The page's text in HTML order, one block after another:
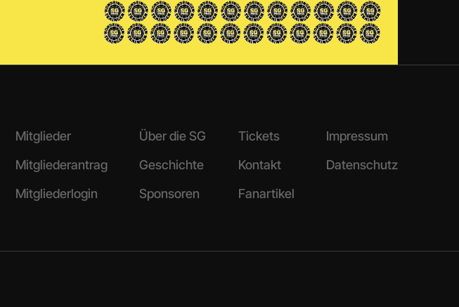
Mitglieder
Mitgliederantrag
Mitgliederlogin
Über die SG
Geschichte
Sponsoren
Tickets
Kontakt
Fanartikel
Impressum
Datenschutz